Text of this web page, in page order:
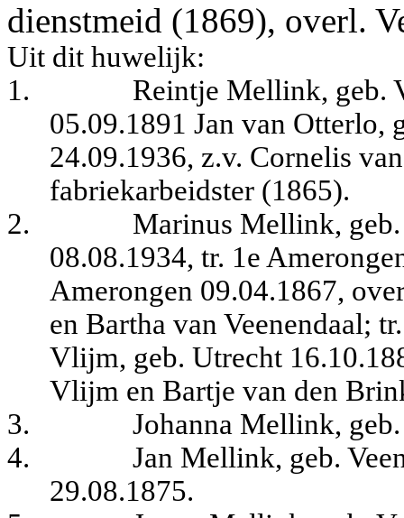
dienstmeid (1869), overl.
Uit dit huwelijk:
1.
Reintje Mellink, geb.
05.09.1891 Jan van Otterlo,
24.09.1936, z.v. Cornelis
fabriekarbeidster (1865).
2.
Marinus Mellink,
08.08.1934, tr. 1e
Amerongen 09.04.1867,
en Bartha van Veenendaal;
Vlijm, geb. Utrecht
Vlijm en Bartje van den
3.
Johanna Mellink,
4.
Jan Mellink, geb.
29.08.1875.